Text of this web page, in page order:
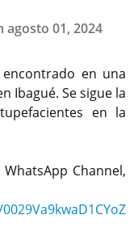
agosto 01, 2024
en una
Ibagué. Se sigue la
en la
Channel,